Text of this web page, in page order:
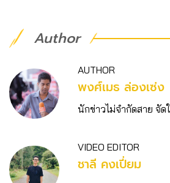
Author
AUTHOR
พงศ์เมธ ล่องเซ่ง
นักข่าวไม่จำกัดสาย จัด
VIDEO EDITOR
ชาลี คงเปี่ยม